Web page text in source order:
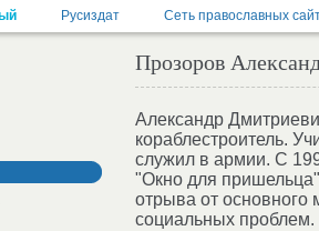
Прозоров
Александр
кораблестроитель.
служил в армии. С
"Окно для
отрыва от основного
социальных проблем.